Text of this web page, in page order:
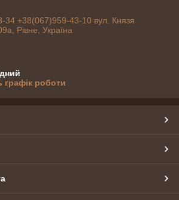
потрібний Вам діаметр мідного дроту.
різне паковання товару, просто
кількість мідного дроту. А також є
і плетінні бісером.
34 +38(067)959-43-10 вул. Князя
Рівне, Україна
графік роботи